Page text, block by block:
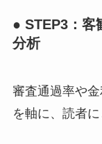
● STEP3：客
分析
審査通過率や
を軸に、読者